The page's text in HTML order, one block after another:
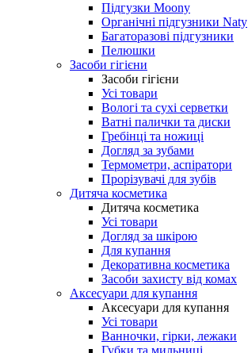
Підгузки Moony
Органічні підгузники Naty
Багаторазові підгузники
Пелюшки
Засоби гігієни
Засоби гігієни
Усі товари
Вологі та сухі серветки
Ватні палички та диски
Гребінці та ножиці
Догляд за зубами
Термометри, аспіратори
Прорізувачі для зубів
Дитяча косметика
Дитяча косметика
Усі товари
Догляд за шкірою
Для купання
Декоративна косметика
Засоби захисту від комах
Аксесуари для купання
Аксесуари для купання
Усі товари
Ванночки, гірки, лежаки
Губки та мильниці